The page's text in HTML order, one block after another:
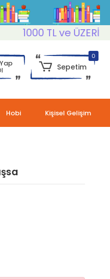
1000 TL ve ÜZERİ
0
Sepetim
Hobi Kişisel Gelişim